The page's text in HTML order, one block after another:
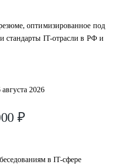
оптимизированное под
стандарты IT-отрасли в РФ и
августа 2026
₽
в IT-сфере